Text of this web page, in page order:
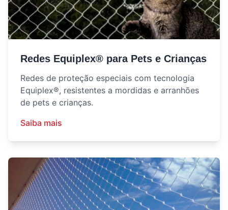
Redes Equiplex® para Pets e Crianças
Redes de proteção especiais com tecnologia
Equiplex®, resistentes a mordidas e arranhões
de pets e crianças.
Saiba mais